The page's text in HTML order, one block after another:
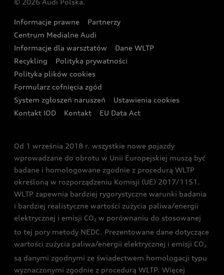
Wyszukaj najbliższego Partnera Audi
Oferta dla przedsiębiorców
Oferta dla klientów prywatnych
Kalkulator rat
Ubezpieczenie
Audi exclusive
Zasięg
Gwarancja
Akcje serwisowe Audi
Katalog online akcesoriów
Audi i Muzeum Sztuki Nowoczesnej w Warszawie
Audi driving experience
Audi quattro Cup
Audi i Puchar Świata w Skokach Narciarskich w
Zakopanem
© 2026 Audi Polska.
Informacje prawne
Partnerzy
Centrum Medialne Audi
Informacje dla warsztatów
Dane WLTP
Recykling
Polityka prywatności
Polityka plików cookies
Formularz cofnięcia zgód
System zgłoszeń naruszeń
Ustawienia cookies
Kontakt IOD
Kontakt EU Data Act
Od 1 września 2018 r. wszystkie nowe pojazdy
wprowadzane do obrotu w Unii Europejskiej muszą być
badane i homologowane zgodnie z procedurą WLTP
określoną w rozporządzeniu Komisji (UE) 2017/1151.
WLTP zapewnia bardziej rygorystyczne warunki badania
i bardziej realistyczne wartości zużycia paliwa/energii
elektrycznej i emisji CO2 w porównaniu do stosowanej
to tej pory metody NEDC. Prezentowane dane dotyczące
wartości zużycia paliwa/energii elektrycznej i emisji CO2
są danymi zgodnymi ze świadectwem homologacji typu
wyznaczonymi zgodnie z procedurą WLTP. Więcej